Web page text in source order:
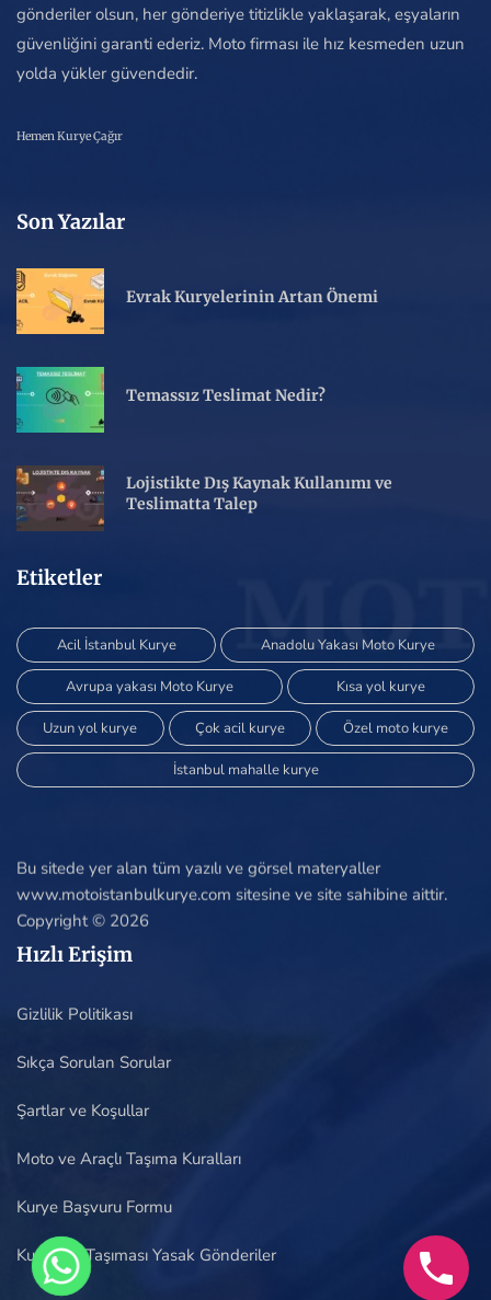
gönderiler olsun, her gönderiye titizlikle yaklaşarak, eşyaların
güvenliğini garanti ederiz. Moto firması ile hız kesmeden uzun
yolda yükler güvendedir.
Hemen Kurye Çağır
Son Yazılar
Evrak Kuryelerinin Artan Önemi
Temassız Teslimat Nedir?
Lojistikte Dış Kaynak Kullanımı ve
Teslimatta Talep
Etiketler
Acil İstanbul Kurye Anadolu Yakası Moto Kurye
Avrupa yakası Moto Kurye Kısa yol kurye
Uzun yol kurye Çok acil kurye Özel moto kurye
İstanbul mahalle kurye
www.motoistanbulkurye.com sitesine ve site sahibine aittir.
Copyright © 2026
Hızlı Erişim
Gizlilik Politikası
Sıkça Sorulan Sorular
Şartlar ve Koşullar
Moto ve Araçlı Taşıma Kuralları
Kurye Başvuru Formu
Kuryenin Taşıması Yasak Gönderiler